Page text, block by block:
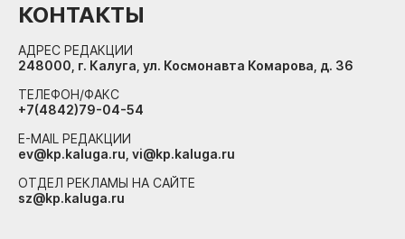
КОНТАКТЫ
АДРЕС РЕДАКЦИИ
248000, г. Калуга, ул. Космонавта Комарова, д. 36
ТЕЛЕФОН/ФАКС
+7(4842)79-04-54
E-MAIL РЕДАКЦИИ
ev@kp.kaluga.ru, vi@kp.kaluga.ru
ОТДЕЛ РЕКЛАМЫ НА САЙТЕ
sz@kp.kaluga.ru